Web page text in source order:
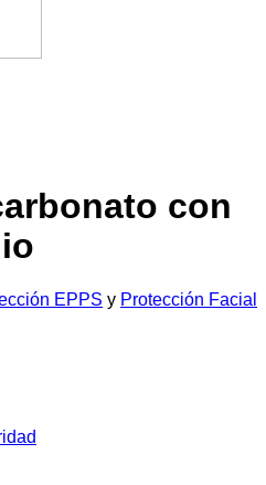
con
EPPS y Protección Facial